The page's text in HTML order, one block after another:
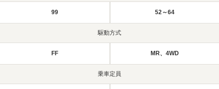
99 52～64
駆動方式
FF MR、4WD
乗車定員